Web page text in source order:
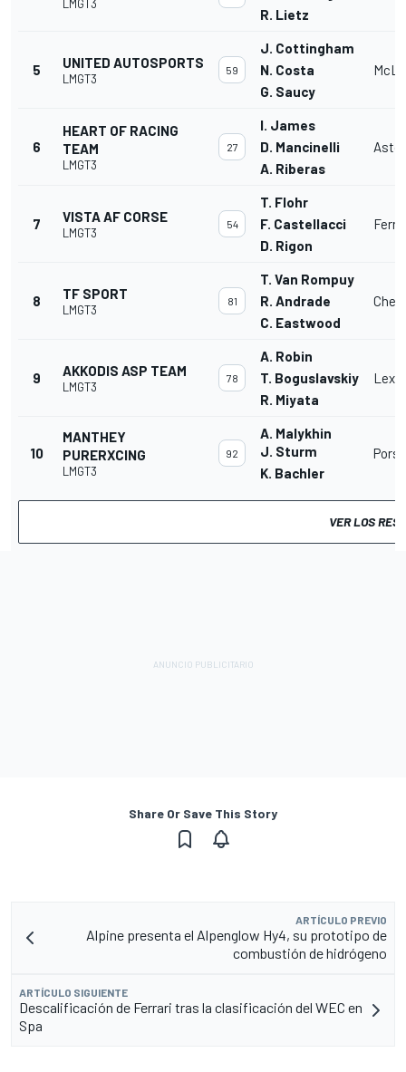
LMGT3
R. Lietz
5 UNITED AUTOSPORTS
LMGT3
59
J. Cottingham
N. Costa
G. Saucy
6
HEART OF RACING
TEAM
LMGT3
27
I. James
D. Mancinelli
A. Riberas
7 VISTA AF CORSE
LMGT3
54
T. Flohr
F. Castellacci
D. Rigon
8 TF SPORT
LMGT3
81
T. Van Rompuy
R. Andrade
C. Eastwood
9 AKKODIS ASP TEAM
LMGT3
78
A. Robin
T. Boguslavskiy
R. Miyata
10
MANTHEY
PURERXCING
LMGT3
92
A. Malykhin
J. Sturm
K. Bachler
VER LOS
Share Or Save This Story
ARTÍCULO PREVIO
Alpine presenta el Alpenglow Hy4, su prototipo de
combustión de hidrógeno
ARTÍCULO SIGUIENTE
Descalificación de Ferrari tras la clasificación del WEC en
Spa